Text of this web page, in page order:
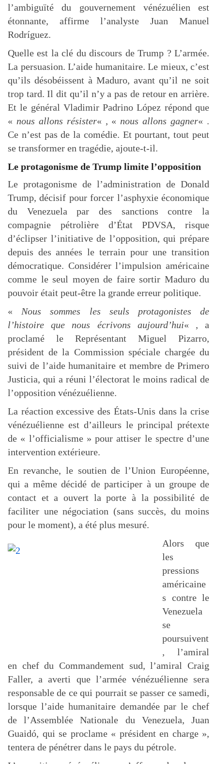
l’ambiguïté du gouvernement vénézuélien est
étonnante, affirme l’analyste Juan Manuel
Rodríguez.
Quelle est la clé du discours de Trump ? L’armée.
La persuasion. L’aide humanitaire. Le mieux, c’est
qu’ils désobéissent à Maduro, avant qu’il ne soit
trop tard. Il dit qu’il n’y a pas de retour en arrière.
Et le général Vladimir Padrino López répond que
« nous allons résister« , « nous allons gagner« .
Ce n’est pas de la comédie. Et pourtant, tout peut
se transformer en tragédie, ajoute-t-il.
Le protagonisme de Trump limite l’opposition
Le protagonisme de l’administration de Donald
Trump, décisif pour forcer l’asphyxie économique
du Venezuela par des sanctions contre la
compagnie pétrolière d’État PDVSA, risque
d’éclipser l’initiative de l’opposition, qui prépare
depuis des années le terrain pour une transition
démocratique. Considérer l’impulsion américaine
comme le seul moyen de faire sortir Maduro du
pouvoir était peut-être la grande erreur politique.
« Nous sommes les seuls protagonistes de
l’histoire que nous écrivons aujourd’hui« , a
proclamé le Représentant Miguel Pizarro,
président de la Commission spéciale chargée du
suivi de l’aide humanitaire et membre de Primero
Justicia, qui a réuni l’électorat le moins radical de
l’opposition vénézuélienne.
La réaction excessive des États-Unis dans la crise
vénézuélienne est d’ailleurs le principal prétexte
de « l’officialisme » pour attiser le spectre d’une
intervention extérieure.
En revanche, le soutien de l’Union Européenne,
qui a même décidé de participer à un groupe de
contact et a ouvert la porte à la possibilité de
faciliter une négociation (sans succès, du moins
pour le moment), a été plus mesuré.
Alors que
les
pressions
américaine
s contre le
Venezuela
se
poursuivent
, l’amiral
en chef du Commandement sud, l’amiral Craig
Faller, a averti que l’armée vénézuélienne sera
responsable de ce qui pourrait se passer ce samedi,
lorsque l’aide humanitaire demandée par le chef
de l’Assemblée Nationale du Venezuela, Juan
Guaidó, qui se proclame « président en charge »,
tentera de pénétrer dans le pays du pétrole.